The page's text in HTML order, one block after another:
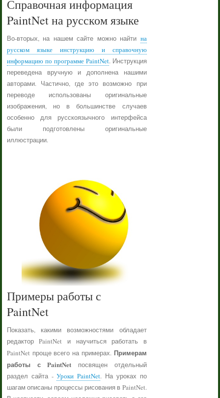
Справочная информация
PaintNet на русском языке
Во-вторых, на нашем сайте можно найти на
русском языке инструкцию и справочную
информацию по программе PaintNet. Инструкция
переведена вручную и дополнена нашими
авторами. Частично, где это возможно при
переводе использованы оригинальные
изображения, но в большинстве случаев
особенно для русскоязычного интерфейса
были подготовлены оригинальные
иллюстрации.
Примеры работы с
PaintNet
Показать, какими возможностями обладает
редактор PaintNet и научиться работать в
PaintNet проще всего на примерах. Примерам
работы с PaintNet посвящен отдельный
раздел сайта -Уроки PaintNet. На уроках по
шагам описаны процессы рисования в PaintNet.